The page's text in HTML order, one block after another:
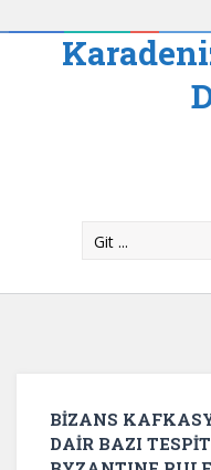
Git ...
BİZANS
DAİR BAZI